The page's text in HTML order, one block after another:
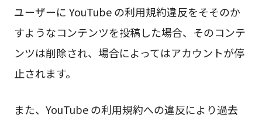
ユーザーに YouTube の利用規約違反をそそのか
すようなコンテンツを投稿した場合、そのコンテ
ンツは削除され、場合によってはアカウントが停
止されます。
また、YouTube の利用規約への違反により過去